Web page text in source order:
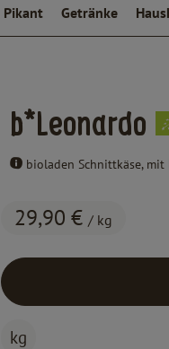
Getränke
b*Leonardo
bioladen Schnittkäse,
29,90 € / kg
zu Favouriten hinzufügen
kg